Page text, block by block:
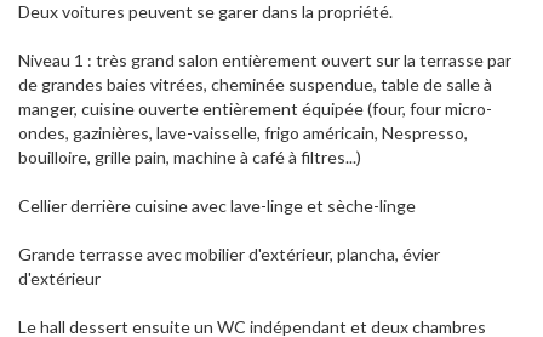
Deux voitures peuvent se garer dans la propriété.
Niveau 1 : très grand salon entièrement ouvert sur la terrasse par
de grandes baies vitrées, cheminée suspendue, table de salle à
manger, cuisine ouverte entièrement équipée (four, four micro-
ondes, gazinières, lave-vaisselle, frigo américain, Nespresso,
bouilloire, grille pain, machine à café à filtres...)
Cellier derrière cuisine avec lave-linge et sèche-linge
Grande terrasse avec mobilier d'extérieur, plancha, évier
d'extérieur
Le hall dessert ensuite un WC indépendant et deux chambres